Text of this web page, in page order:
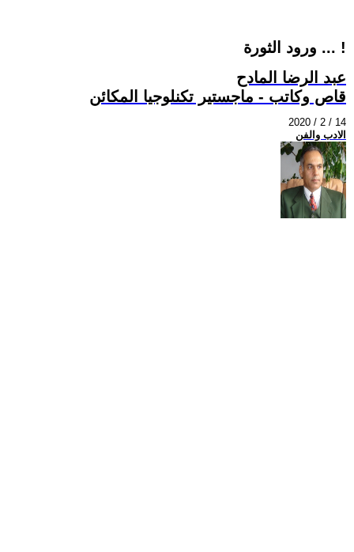
ورود الثورة ... !
عبد الرضا المادح
قاص وكاتب - ماجستير تكنلوجيا المكائن
2020 / 2 / 14
الادب والفن